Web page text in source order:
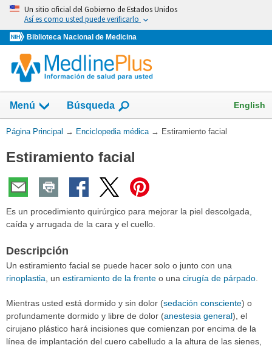
Omita
vaya
al
Contenido
Un sitio oficial del Gobierno de Estados Unidos
Así es como usted puede verificarlo
Biblioteca Nacional de Medicina
Menú Búsqueda English
Usted
aquí:
Página Principal → Enciclopedia médica → Estiramiento facial
Estiramiento facial
Es un procedimiento quirúrgico para mejorar la piel descolgada,
caída y arrugada de la cara y el cuello.
Descripción
Un estiramiento facial se puede hacer solo o junto con una
rinoplastia , un estiramiento de la frente o una cirugía de párpado
Mientras usted está dormido y sin dolor (sedación consciente) o
profundamente dormido y libre de dolor (anestesia general), el
cirujano plástico hará incisiones que comienzan por encima de la
línea de implantación del cuero cabelludo a la altura de las sienes,